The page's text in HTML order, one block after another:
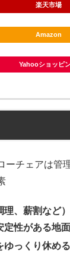
楽天市場
Amazon
Yahooショッピ
ーチェアは管
理、薪割など
定性がある地
ゆっくり休め